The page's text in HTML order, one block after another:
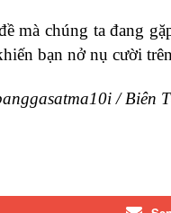
mà chúng ta đang
bạn nở nụ cười
/ Biên